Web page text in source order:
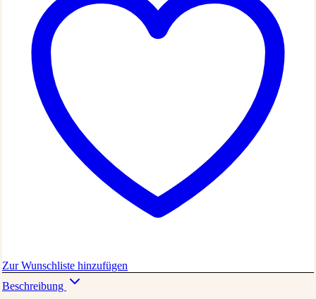
Zur Wunschliste hinzufügen
Beschreibung